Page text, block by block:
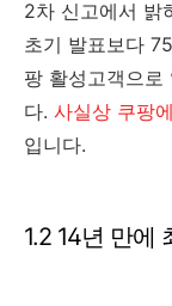
2차 신고에서 밝
초기 발표보다
팡 활성고객으
다. 사실상 쿠팡
입니다.
1.2 14년 만에